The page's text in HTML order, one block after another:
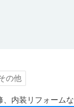
の他
、内装リフォーム